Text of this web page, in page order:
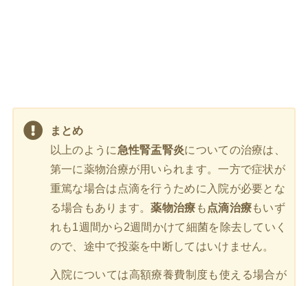
まとめ
以上のように急性腎盂腎炎についての治療は、
第一に薬物治療が用いられます。一方で症状が
重篤な場合は点滴を行うために入院が必要とな
る場合もあります。薬物治療 も 点滴治療もいず
れも1週間から2週間かけて細菌を除去していく
ので、途中で投薬を中断してはいけません。
入院については高額療養費制度も使える場合が